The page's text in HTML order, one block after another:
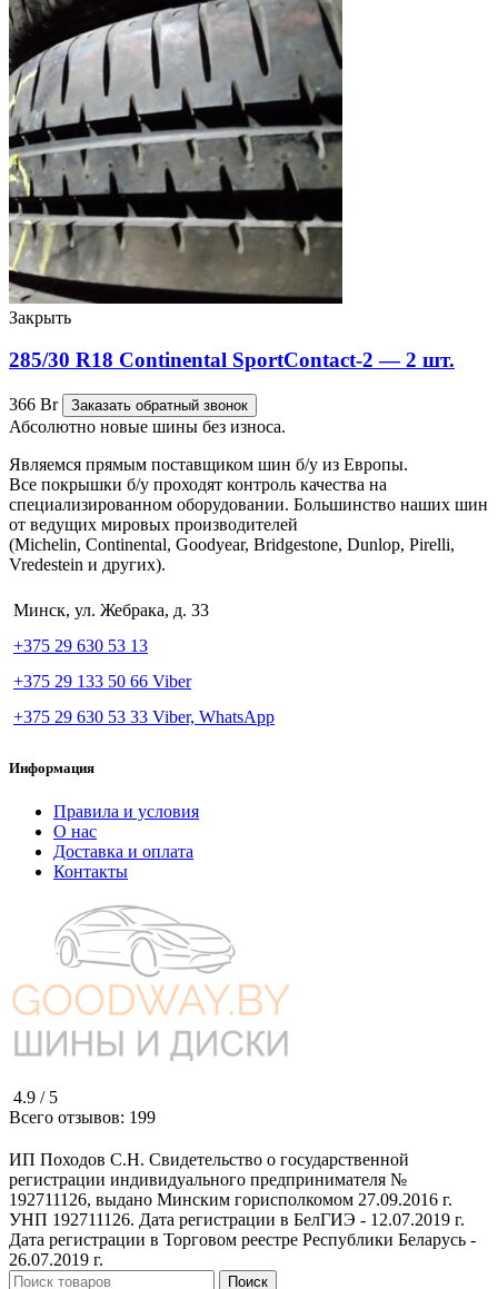
Закрыть
285/30 R18 Continental SportContact-2 — 2 шт.
366 Br Заказать обратный звонок
Абсолютно новые шины без износа.
Являемся прямым поставщиком шин б/у из Европы.
Все покрышки б/у проходят контроль качества на
специализированном оборудовании. Большинство наших шин
от ведущих мировых производителей
(Michelin, Continental, Goodyear, Bridgestone, Dunlop, Pirelli,
Vredestein и других).
Минск, ул. Жебрака, д. 33
+375 29 630 53 13
+375 29 133 50 66 Viber
+375 29 630 53 33 Viber, WhatsApp
Информация
Правила и условия
О нас
Доставка и оплата
Контакты
4.9 / 5
Всего отзывов: 199
ИП Походов С.Н. Свидетельство о государственной
регистрации индивидуального предпринимателя №
192711126, выдано Минским горисполкомом 27.09.2016 г.
УНП 192711126. Дата регистрации в БелГИЭ - 12.07.2019 г.
Дата регистрации в Торговом реестре Республики Беларусь -
26.07.2019 г.
Поиск